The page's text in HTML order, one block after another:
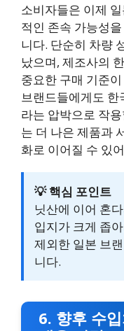
소비자들은 이제
적인 존속 가능성
니다. 단순히 차량
났으며, 제조사의
중요한 구매 기준
브랜드들에게도 한
라는 압박으로 작
는 더 나은 제품과
화로 이어질 수 있
💡 핵심 포인트
닛산에 이어 혼
입지가 크게 좁
제외한 일본 브
니다.
6. 향후 수